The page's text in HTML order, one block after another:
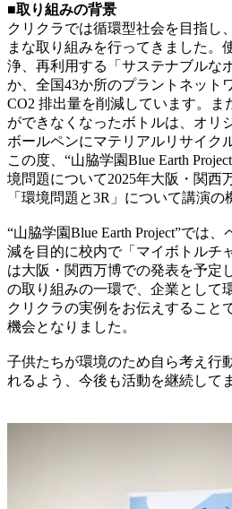
■取り組みの背景
クリクラでは循環型社会を目指し
まな取り組みを行ってきました。
浄、再利用する「サステナブルな
か、全国43か所のプラントネット
CO2 排出量を削減しています。ま
ができなくなったボトルは、オリ
ボールペンにマテリアルリサイク
この度、“山脇学園Blue Earth
境問題について2025年大阪・関西
「環境問題と3R」について講演の
“山脇学園Blue Earth Project”では
減を目的に校内で「マイボトルチ
は大阪・関西万博での発表を予定
の取り組みの一環で、企業として
クリクラの実例をお伝えすること
機会となりました。
子供たちが環境のため自ら考え行
れるよう、今後も活動を継続して